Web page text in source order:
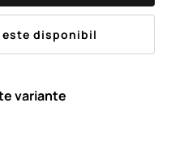
este disponibil
variante